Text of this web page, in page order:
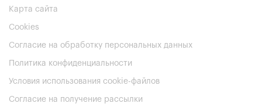
Карта сайта
Cookies
Согласие на обработку персональных данных
Политика конфиденциальности
Условия использования cookie-файлов
Согласие на получение рассылки